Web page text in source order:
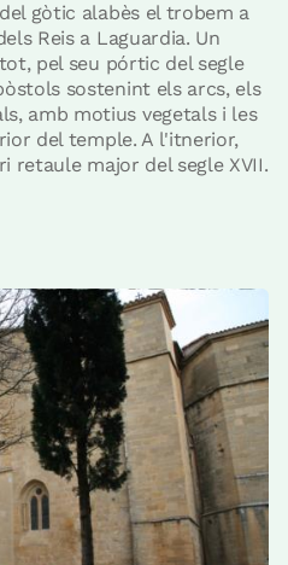
gòtic alabès el trobem a
Reis a Laguardia. Un
pel seu pórtic del segle
sostenint els arcs, els
amb motius vegetals i les
del temple. A l'itnerior,
retaule major del segle XVII.